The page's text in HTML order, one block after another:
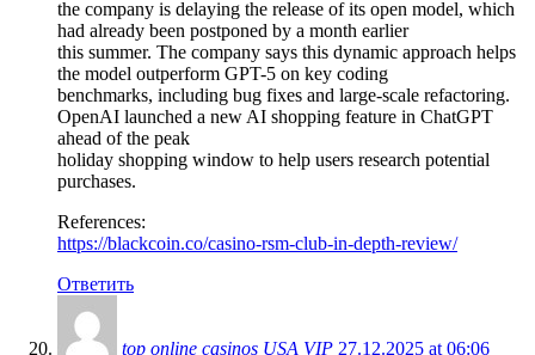
the company is delaying the release of its open model, which
had already been postponed by a month earlier
this summer. The company says this dynamic approach helps
the model outperform GPT-5 on key coding
benchmarks, including bug fixes and large-scale refactoring.
OpenAI launched a new AI shopping feature in ChatGPT
ahead of the peak
holiday shopping window to help users research potential
purchases.
References:
https://blackcoin.co/casino-rsm-club-in-depth-review/
Ответить
top online casinos USA VIP 27.12.2025 at 06:06